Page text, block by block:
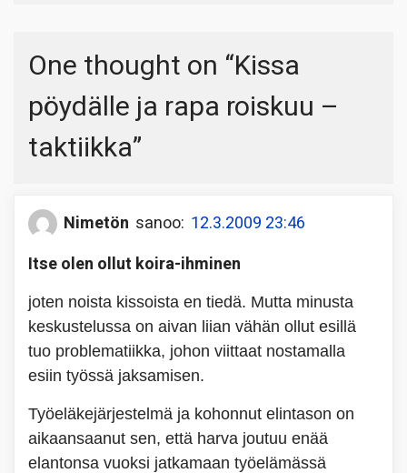
One thought on “Kissa
pöydälle ja rapa roiskuu –
taktiikka”
Nimetön sanoo: 12.3.2009 23:46
Itse olen ollut koira-ihminen
joten noista kissoista en tiedä. Mutta minusta
keskustelussa on aivan liian vähän ollut esillä
tuo problematiikka, johon viittaat nostamalla
esiin työssä jaksamisen.
Työeläkejärjestelmä ja kohonnut elintason on
aikaansaanut sen, että harva joutuu enää
elantonsa vuoksi jatkamaan työelämässä